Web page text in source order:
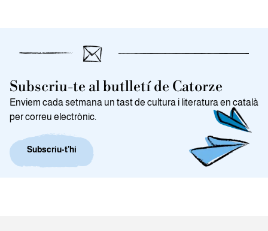
Subscriu-te al butlletí de Catorze
Enviem cada setmana un tast de cultura i literatura en català
per correu electrònic.
Subscriu-t’hi